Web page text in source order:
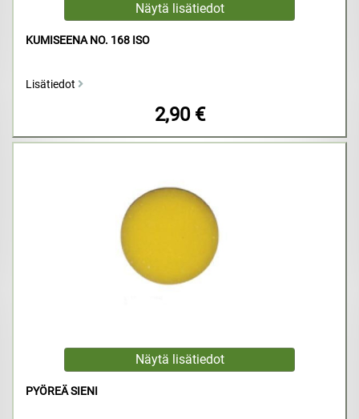
KUMISEENA NO. 168 ISO
Lisätiedot
2,90 €
PYÖREÄ SIENI